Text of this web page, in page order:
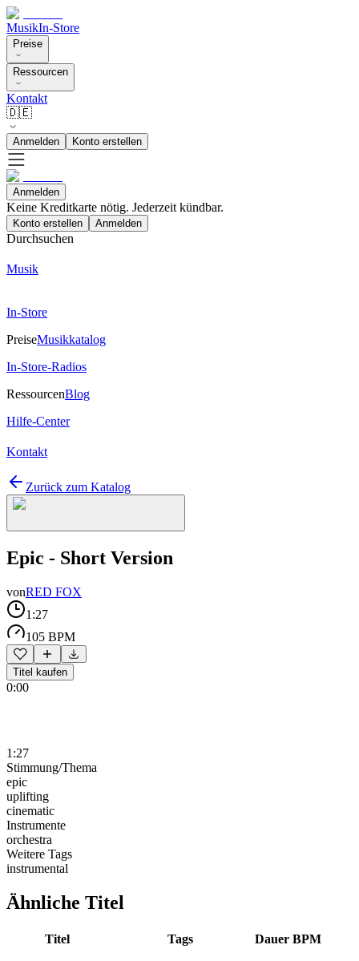
MusikIn-Store
Preise
Ressourcen
Kontakt
🇩🇪
Anmelden Konto erstellen
Anmelden
Keine Kreditkarte nötig. Jederzeit kündbar.
Konto erstellen Anmelden
Durchsuchen
Musik
In-Store
PreiseMusikkatalog
In-Store-Radios
RessourcenBlog
Hilfe-Center
Kontakt
Zurück zum Katalog
Epic - Short Version
vonRED FOX
1:27
105 BPM
Titel kaufen
0:00
1:27
Stimmung/Thema
epic
uplifting
cinematic
Instrumente
orchestra
Weitere Tags
instrumental
Ähnliche Titel
Titel Tags Dauer BPM